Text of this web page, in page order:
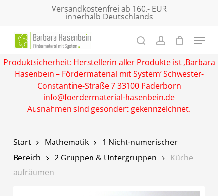
content
Versandkostenfrei ab 160.- EUR
innerhalb Deutschlands
Produktsicherheit: Herstellerin aller Produkte ist ‚Barbara
Hasenbein – Fördermaterial mit System‘ Schwester-
Constantine-Straße 7 33100 Paderborn
info@foerdermaterial-hasenbein.de
Ausnahmen sind gesondert gekennzeichnet.
Start Mathematik
1 Nicht-numerischer
Bereich
2 Gruppen & Untergruppen
Küche
aufräumen
Menu